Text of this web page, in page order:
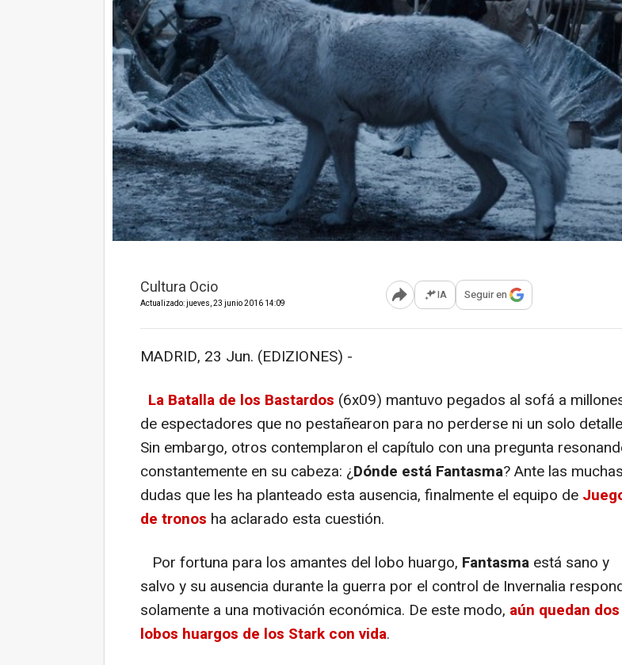
Cultura Ocio
Actualizado: jueves, 23 junio 2016 14:09 Abrir opciones para compartir
IA Seguir en
MADRID, 23 Jun. (EDIZIONES) -
La Batalla de los Bastardos (6x09) mantuvo pegados al sofá a
de espectadores que no pestañearon para no perderse ni un solo
Sin embargo, otros contemplaron el capítulo con una pregunta
constantemente en su cabeza: ¿Dónde está Fantasma? Ante las muchas
dudas que les ha planteado esta ausencia, finalmente el equipo de
de tronos ha aclarado esta cuestión.
Por fortuna para los amantes del lobo huargo, Fantasma está sano y
salvo y su ausencia durante la guerra por el control de Invernalia
solamente a una motivación económica. De este modo, aún quedan dos
lobos huargos de los Stark con vida.